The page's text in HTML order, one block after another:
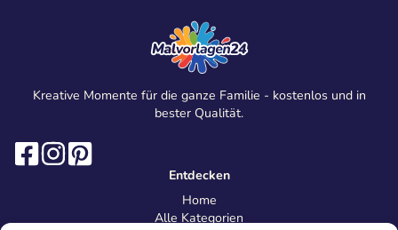
Kreative Momente für die ganze Familie - kostenlos und in
bester Qualität.
Entdecken
Home
Alle Kategorien